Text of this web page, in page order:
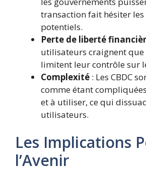
transaction fait hésiter
potentiels.
Perte de liberté
utilisateurs craignent que
limitent leur contrôle sur
Complexité : Les CBDC
comme étant
et à utiliser, ce qui
utilisateurs.
Les Implications
l’Avenir